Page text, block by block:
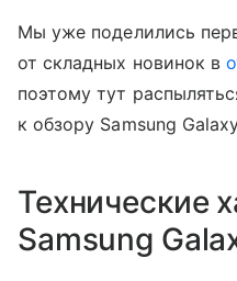
Мы уже поделились
от складных новинок в
поэтому тут
к обзору Samsung
Технические
Samsung